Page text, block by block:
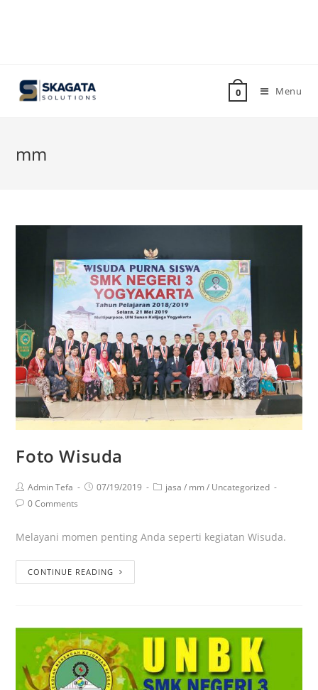
0 Menu
mm
Foto Wisuda
Admin Tefa 07/19/2019 jasa / mm/ Uncategorized
0 Comments
Melayani momen penting Anda seperti kegiatan Wisuda.
CONTINUE READING